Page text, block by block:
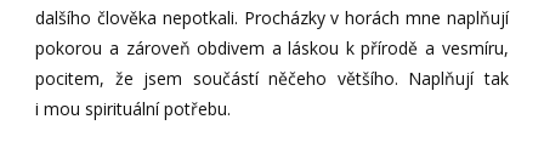
dalšího člověka nepotkali. Procházky v horách mne naplňují
pokorou a zároveň obdivem a láskou k přírodě a vesmíru,
pocitem, že jsem součástí něčeho většího. Naplňují tak
i mou spirituální potřebu.